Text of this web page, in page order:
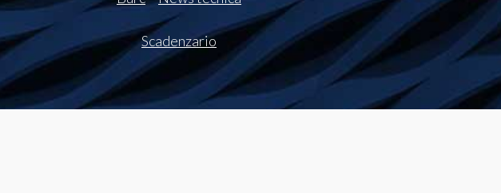
Scadenzario